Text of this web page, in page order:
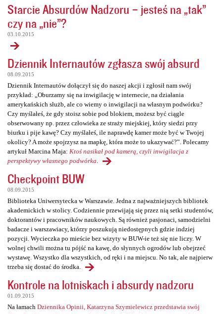
Starcie Absurdów Nadzoru – jesteś na „tak”
czy na „nie”?
03.10.2015
Dziennik Internautów zgłasza swój absurd
08.09.2015
Dziennik Internautów dołączył się do naszej akcji i zgłosił nam swój
przykład: „Oburzamy się na inwigilację w internecie, na działania
amerykańskich służb, ale co wiemy o inwigilacji na własnym podwórku?
Czy myślałeś, że gdy stoisz sobie pod blokiem, możesz być ciągle
obserwowany np. przez człowieka ze straży miejskiej, który siedzi przy
biurku i pije kawę? Czy myślałeś, ile naprawdę kamer może być w Twojej
okolicy? A może spojrzysz na mapkę, która może to ukazywać?”. Polecamy
artykuł Marcina Maja: Ktoś nasikał pod kamerą, czyli inwigilacja z
perspektywy własnego podwórka
Checkpoint BUW
08.09.2015
Biblioteka Uniwersytecka w Warszawie. Jedna z najważniejszych bibliotek
akademickich w stolicy. Codziennie przewijają się przez nią setki studentów,
doktorantów i pracowników naukowych. Są również pasjonaci, samodzielni
badacze i warszawiacy, którzy poszukują niedostępnych gdzie indziej
pozycji. Wycieczka po mieście bez wizyty w BUW-ie też się nie liczy. W
wolnej chwili można tu pójść na kawę, do słynnych ogrodów lub obejrzeć
wystawę. Wszystko dla wszystkich, od ręki i na miejscu. No tak, ale najpierw
trzeba się dostać do środka.
Kontrole na lotniskach i absurdy nadzoru
01.09.2015
Na łamach Dziennika Opinii, Katarzyna Szymielewicz przedstawia swój